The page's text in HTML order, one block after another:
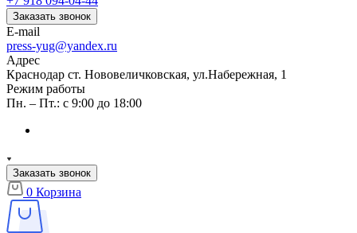
Заказать звонок
E-mail
press-yug@yandex.ru
Адрес
Краснодар ст. Нововеличковская, ул.Набережная, 1
Режим работы
Пн. – Пт.: с 9:00 до 18:00
Заказать звонок
0 Корзина